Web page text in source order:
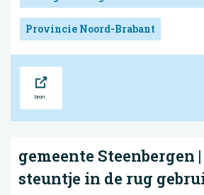
Provincie Noord-Brabant
gemeente Steenbergen
steuntje in de rug